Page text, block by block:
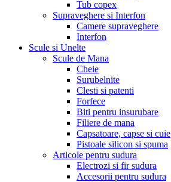
Tub copex
Supraveghere si Interfon
Camere supraveghere
Interfon
Scule si Unelte
Scule de Mana
Cheie
Surubelnite
Clesti si patenti
Forfece
Biti pentru insurubare
Filiere de mana
Capsatoare, capse si cuie
Pistoale silicon si spuma
Articole pentru sudura
Electrozi si fir sudura
Accesorii pentru sudura